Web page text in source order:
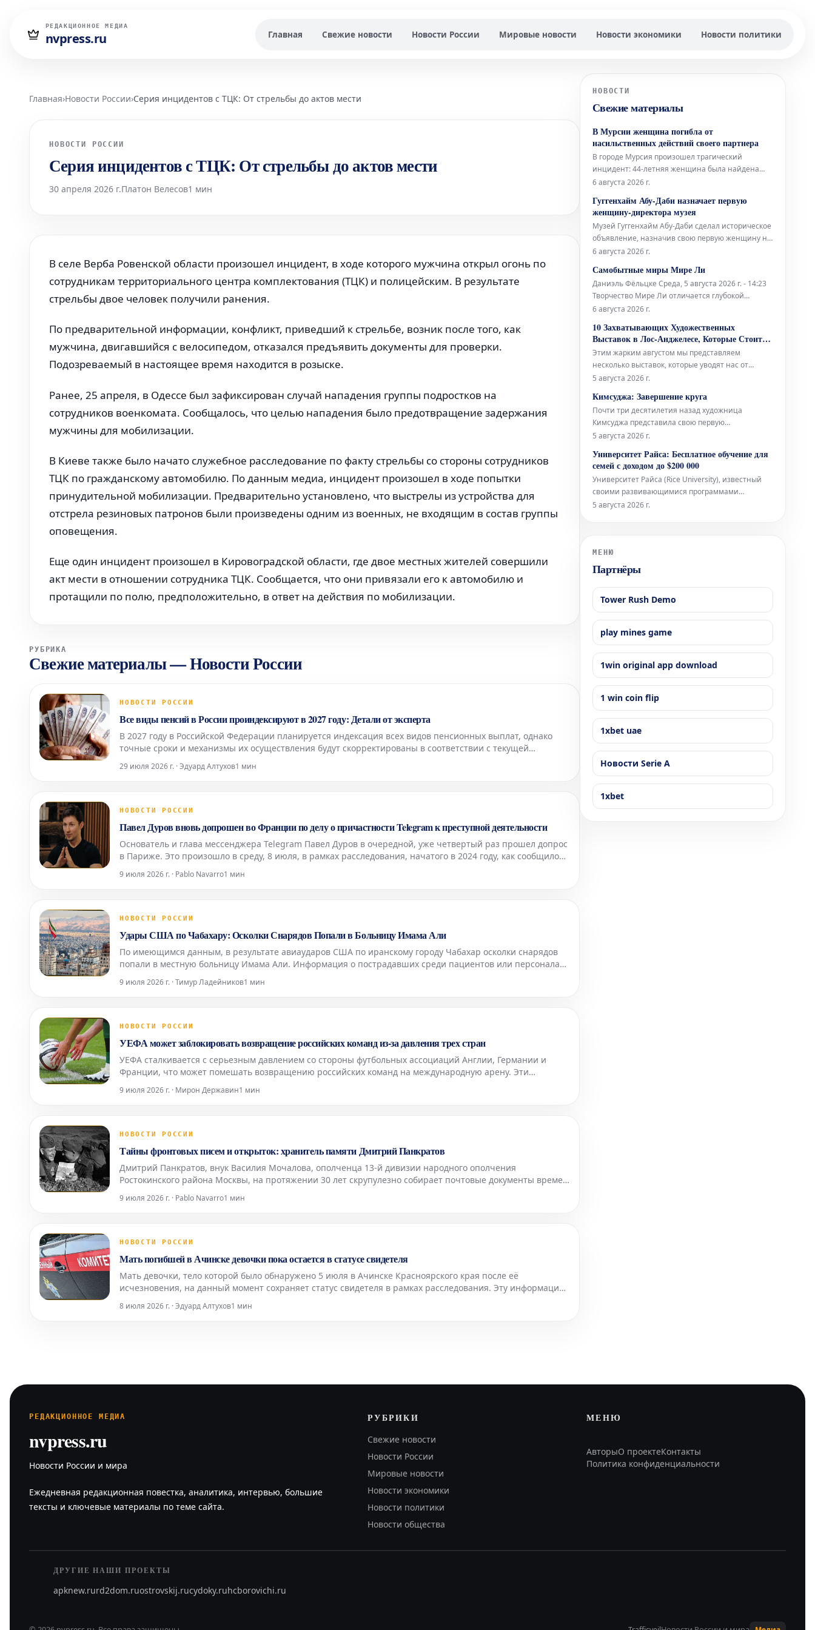
РЕДАКЦИОННОЕ МЕДИА
nvpress.ru Главная Свежие новости Новости России Мировые новости Новости экономики Новости политики
Главная›Новости России›Серия инцидентов с ТЦК: От стрельбы до актов мести
НОВОСТИ РОССИИ
Серия инцидентов с ТЦК: От стрельбы до актов мести
30 апреля 2026 г.Платон Велесов1 мин
В селе Верба Ровенской области произошел инцидент, в ходе которого мужчина открыл огонь по
сотрудникам территориального центра комплектования (ТЦК) и полицейским. В результате
стрельбы двое человек получили ранения.
По предварительной информации, конфликт, приведший к стрельбе, возник после того, как
мужчина, двигавшийся с велосипедом, отказался предъявить документы для проверки.
Подозреваемый в настоящее время находится в розыске.
Ранее, 25 апреля, в Одессе был зафиксирован случай нападения группы подростков на
сотрудников военкомата. Сообщалось, что целью нападения было предотвращение задержания
мужчины для мобилизации.
В Киеве также было начато служебное расследование по факту стрельбы со стороны сотрудников
ТЦК по гражданскому автомобилю. По данным медиа, инцидент произошел в ходе попытки
принудительной мобилизации. Предварительно установлено, что выстрелы из устройства для
отстрела резиновых патронов были произведены одним из военных, не входящим в состав группы
оповещения.
Еще один инцидент произошел в Кировоградской области, где двое местных жителей совершили
акт мести в отношении сотрудника ТЦК. Сообщается, что они привязали его к автомобилю и
протащили по полю, предположительно, в ответ на действия по мобилизации.
РУБРИКА
Свежие материалы—Новости России
НОВОСТИ РОССИИ
Все виды пенсий в России проиндексируют в 2027 году: Детали от эксперта
В 2027 году в Российской Федерации планируется индексация всех видов пенсионных выплат, однако
точные сроки и механизмы их осуществления будут скорректированы в соответствии с текущей
промышленной пал
29 июля 2026 г. · Эдуард Алтухов1 мин
НОВОСТИ РОССИИ
Павел Дуров вновь допрошен во Франции по делу о причастности Telegram к преступной деятельности
Основатель и глава мессенджера Telegram Павел Дуров в очередной, уже четвертый раз прошел допрос
в Париже. Это произошло в среду, 8 июля, в рамках расследования, начатого в 2024 году, как сообщило
агентство AFP. Следственные судьи, занимающиеся делом о возможной причастности его платформы к
про
9 июля 2026 г. · Pablo Navarro1 мин
НОВОСТИ РОССИИ
Удары США по Чабахару: Осколки Снарядов Попали в Больницу Имама Али
По имеющимся данным, в результате авиаударов США по иранскому городу Чабахар осколки снарядов
попали в местную больницу Имама Али. Информация о пострадавших среди пациентов или персонала
медицинского учреждения пока не поступала. Ранее сообщалось о взрывах в нескольких иранских
городах, вкл
9 июля 2026 г. · Тимур Ладейников1 мин
НОВОСТИ РОССИИ
УЕФА может заблокировать возвращение российских команд из-за давления трех стран
УЕФА сталкивается с серьезным давлением со стороны футбольных ассоциаций Англии, Германии и
Франции, что может помешать возвращению российских команд на международную арену. Эти
2023 году, УЕФА уже
9 июля 2026 г. · Мирон Державин1 мин
НОВОСТИ РОССИИ
Тайны фронтовых писем и открыток: хранитель памяти Дмитрий Панкратов
Дмитрий Панкратов, внук Василия Мочалова, ополченца 13-й дивизии народного ополчения
Ростокинского района Москвы, на протяжении 30 лет скрупулезно собирает почтовые документы времен
Великой Отечественной войны. В его уникальной коллекции насчитывается около пяти тысяч различных
артефактов: конв
9 июля 2026 г. · Pablo Navarro1 мин
НОВОСТИ РОССИИ
Мать погибшей в Ачинске девочки пока остается в статусе свидетеля
Мать девочки, тело которой было обнаружено 5 июля в Ачинске Красноярского края после её
исчезновения, на данный момент сохраняет статус свидетеля в рамках расследования. Эту информацию
Представитель в
8 июля 2026 г. · Эдуард Алтухов1 мин
НОВОСТИ
Свежие материалы
В Мурсии женщина погибла от
насильственных действий своего партнера
В городе Мурсия произошел трагический
инцидент: 44-летняя женщина была найдена
мертвой в помещении обувной мастерской.
смерти стали ножевые ранения,
предположительно нанесенные ее партнером.
Тело погибшей обнаружили в одной из торговых
галерей коммерчес
6 августа 2026 г.
Гуггенхайм Абу-Даби назначает первую
женщину-директора музея
Музей Гуггенхайм Абу-Даби сделал историческое
объявление, назначив свою первую женщину на
должность директора. Это значительное событие
культурного учреждения.
6 августа 2026 г.
Самобытные миры Мире Ли
Даниэль Фёльцке Среда, 5 августа 2026 г. - 14:23
Творчество Мире Ли отличается глубокой
индивидуальностью и своеобразным подходом к
уникальные и порой провокационные
пространства, полные необычных форм и
концепций, которые бросают вызов привычном
6 августа 2026 г.
10 Захватывающих Художественных
Выставок в Лос-Анджелесе, Которые Стоит
Посетить в Августе
Этим жарким августом мы представляем
несколько выставок, которые уводят нас от
грандиозных художественных высказываний в
повседневного. Галерея Lisson демонстрирует
«вмешательства» Спенсера Финча —
небольшие, раскрашенные и коллажированные
чудеса, созда
5 августа 2026 г.
Кимсуджа: Завершение круга
Почти три десятилетия назад художница
Кимсуджа представила свою первую
персональную выставку в Северной Америке под
Глядя в шитье». Она была организована в
галереях Оквилла — музее современного
искусства в богатом городе на озере Онтарио,
располож
5 августа 2026 г.
Университет Райса: Бесплатное обучение для
семей с доходом до $200 000
Университет Райса (Rice University), известный
своими развивающимися программами
бакалавриата в области искусств, объявил о
годовым доходом до 200 000 долларов США будут
иметь пра
5 августа 2026 г.
МЕНЮ
Партнёры
Tower Rush Demo
play mines game
1win original app download
1 win coin flip
1xbet uae
Новости Serie A
1xbet
РЕДАКЦИОННОЕ МЕДИА
nvpress.ru
Новости России и мира
Ежедневная редакционная повестка, аналитика, интервью, большие
тексты и ключевые материалы по теме сайта.
РУБРИКИ
Свежие новости
Новости России
Мировые новости
Новости экономики
Новости политики
Новости общества
МЕНЮ
АвторыО проектеКонтакты
Политика конфиденциальности
ДРУГИЕ НАШИ ПРОЕКТЫ
apknew.rurd2dom.ruostrovskij.rucydoky.ruhcborovichi.ru